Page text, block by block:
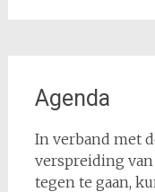
Agenda
In verband met
verspreiding van
tegen te gaan,